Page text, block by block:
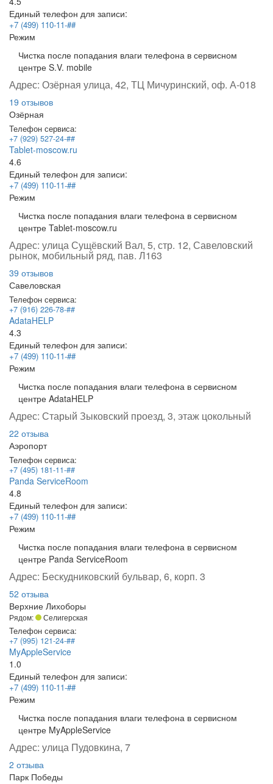
Единый телефон для записи:
+7 (499) 110-11-##
Режим
Чистка после попадания влаги телефона в сервисном
центре S.V. mobile
Адрес: Озёрная улица, 42, ТЦ Мичуринский, оф. А-018
19 отзывов
Озёрная
Телефон сервиса:
+7 (929) 527-24-##
Tablet-moscow.ru
4.6
Единый телефон для записи:
+7 (499) 110-11-##
Режим
Чистка после попадания влаги телефона в сервисном
центре Tablet-moscow.ru
Адрес: улица Сущёвский Вал, 5, стр. 12, Савеловский
рынок, мобильный ряд, пав. Л163
39 отзывов
Савеловская
Телефон сервиса:
+7 (916) 226-78-##
AdataHELP
4.3
Единый телефон для записи:
+7 (499) 110-11-##
Режим
Чистка после попадания влаги телефона в сервисном
центре AdataHELP
Адрес: Старый Зыковский проезд, 3, этаж цокольный
22 отзыва
Аэропорт
Телефон сервиса:
+7 (495) 181-11-##
Panda ServiceRoom
4.8
Единый телефон для записи:
+7 (499) 110-11-##
Режим
Чистка после попадания влаги телефона в сервисном
центре Panda ServiceRoom
Адрес: Бескудниковский бульвар, 6, корп. 3
52 отзыва
Верхние Лихоборы
Рядом: Селигерская
Телефон сервиса:
+7 (995) 121-24-##
MyAppleService
1.0
Единый телефон для записи:
+7 (499) 110-11-##
Режим
Чистка после попадания влаги телефона в сервисном
центре MyAppleService
Адрес: улица Пудовкина, 7
2 отзыва
Парк Победы